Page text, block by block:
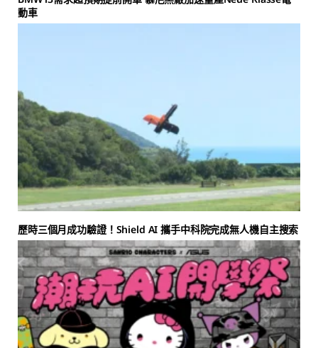
動車
歷時三個月成功驗證！Shield AI 攜手中科院完成無人機自主搜索